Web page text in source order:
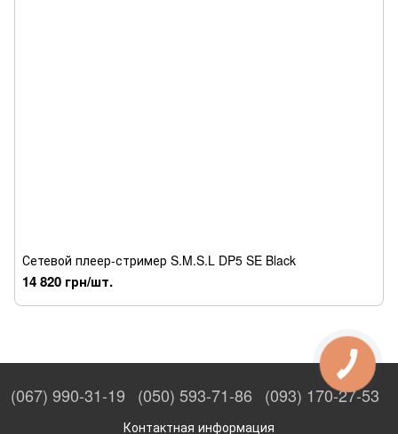
Сетевой плеер-стример S.M.S.L DP5 SE Black
14 820 грн/шт.
(067) 990-31-19 (050) 593-71-86 (093) 170-27-53
Контактная информация